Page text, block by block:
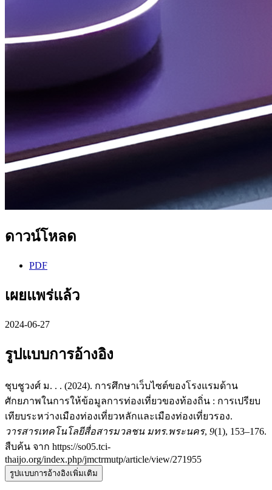
ดาวน์โหลด
PDF
เผยแพร่แล้ว
2024-06-27
รูปแบบการอ้างอิง
ชุบชูวงศ์ ม. . . (2024). การศึกษาเว็บไซต์ของโรงแรมด้าน
ศักยภาพในการให้ข้อมูลการท่องเที่ยวของท้องถิ่น : การเปรียบ
เทียบระหว่างเมืองท่องเที่ยวหลักและเมืองท่องเที่ยวรอง.
วารสารเทคโนโลยีสื่อสารมวลชน มทร.พระนคร, 9(1), 153–176.
สืบค้น จาก https://so05.tci-
thaijo.org/index.php/jmctrmutp/article/view/271955
รูปแบบการอ้างอิงเพิ่มเติม